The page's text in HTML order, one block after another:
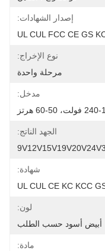
إصدار الشهادات:
UL CUL FCC CE GS
نوع الإخراج:
مرحلة واحدة
مدخل:
الجهد الناتج:
شهادة:
UL CUL CE KC KCC
لون:
أبيض أسود حسب الطلب
مادة: